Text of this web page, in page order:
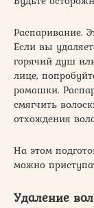
Распаривание.
Если вы
горячий душ
лице,
ромашки.
смягчить
отхождения
На этом
можно
Удаление